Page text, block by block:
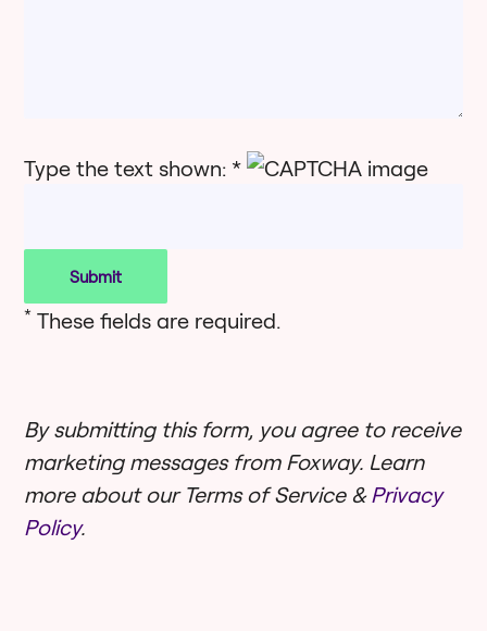
Type the text shown: *
* These fields are required.
By submitting this form, you agree to receive
marketing messages from Foxway. Learn
more about our Terms of Service &Privacy
Policy.